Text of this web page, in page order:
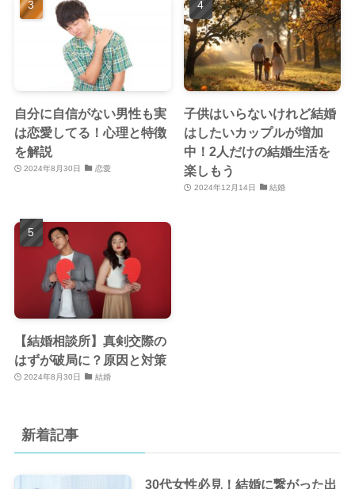
自分に自信がない男性も実
は恋愛してる！心理と特徴
を解説
2024年8月30日 恋愛
子供はいらないけれど結婚
はしたいカップルが増加
中！2人だけの結婚生活を
楽しもう
2024年12月14日 結婚
【結婚相談所】真剣交際の
はずが破局に？原因と対策
2024年8月30日 結婚
新着記事
30代女性必見！結婚に繋がった出